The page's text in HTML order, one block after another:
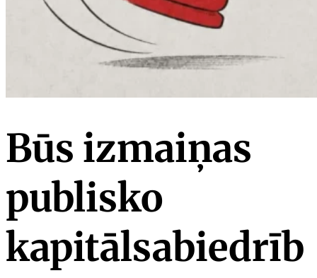
Būs izmaiņas
publisko
kapitālsabiedrīb